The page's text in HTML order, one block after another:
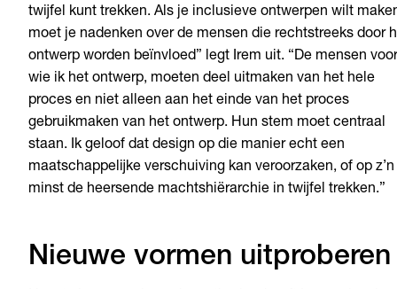
twijfel kunt trekken. Als je inclusieve ontwerpen wilt
moet je nadenken over de mensen die rechtstreeks door
ontwerp worden beïnvloed” legt Irem uit. “De mensen voor
wie ik het ontwerp, moeten deel uitmaken van het hele
proces en niet alleen aan het einde van het proces
gebruikmaken van het ontwerp. Hun stem moet centraal
staan. Ik geloof dat design op die manier echt een
maatschappelijke verschuiving kan veroorzaken, of op z’n
minst de heersende machtshiërarchie in twijfel trekken.”
Nieuwe vormen